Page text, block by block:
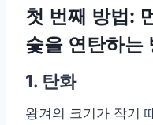
첫 번째 방법:
숯을 연탄하는
1. 탄화
왕겨의 크기가 작기